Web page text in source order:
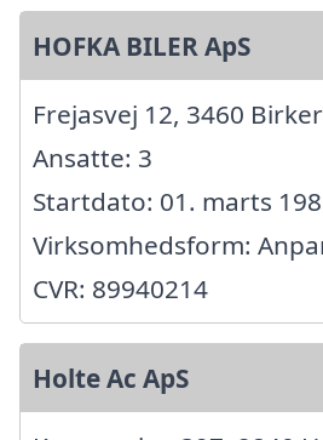
HOFKA BILER ApS
Frejasvej 12, 3460
Ansatte: 3
Startdato: 01. marts
Virksomhedsform:
CVR: 89940214
Holte Ac ApS